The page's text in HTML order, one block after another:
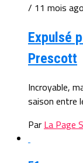
/ 11 mois ago
Expulsé
Prescott
Incroyable,
saison entre
Par La Page